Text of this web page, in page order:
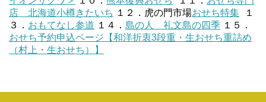
店 北海道小樽きたいち １２．虎の門市場おせち特集
１
３． おもてなし参道 １４． 島の人 礼文島の四季 １５．
おせち予約申込ページ【和洋折衷3段重・生おせち重詰め
（村上・生おせち）】